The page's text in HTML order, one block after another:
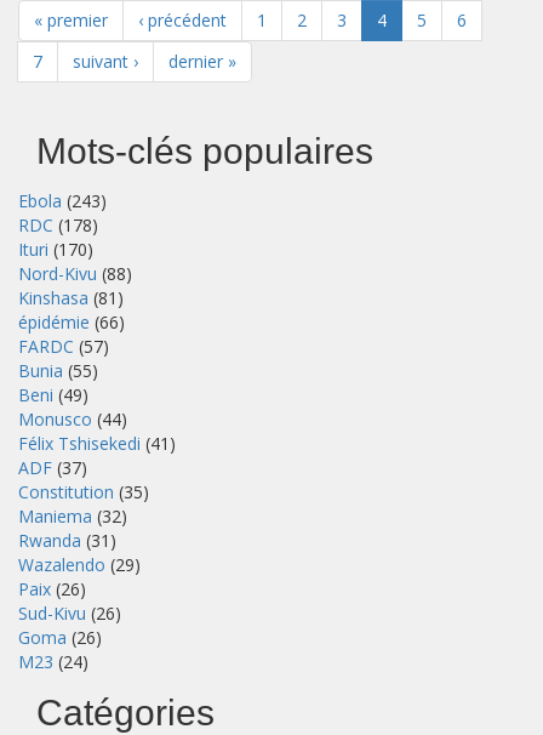
« premier ‹ précédent 1 2 3 4 5
6
7
suivant › dernier »
Mots-clés populaires
Ebola (243)
RDC (178)
Ituri (170)
Nord-Kivu (88)
Kinshasa (81)
épidémie (66)
FARDC (57)
Bunia (55)
Beni (49)
Monusco (44)
Félix Tshisekedi (41)
ADF (37)
Constitution (35)
Maniema (32)
Rwanda (31)
Wazalendo (29)
Paix (26)
Sud-Kivu (26)
Goma (26)
M23 (24)
Catégories